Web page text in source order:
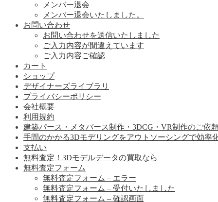
メンバー退会
メンバー退会いたしました。
お問い合わせ
お問い合わせを送信いたしました
ご入力内容が間違えています
ご入力内容ご確認
カート
ショップ
デザイナーズライブラリ
プライバシーポリシー
会社概要
利用規約
建築パース・メタバース制作・3DCG・VR制作のご依
手間のかかる3Dモデリングをアウトソーシングで効率
支払い
無料査定！3Dモデルデータの買取なら
無料査定フォーム
無料査定フォーム – エラー
無料査定フォーム – 受付いたしました
無料査定フォーム – 確認画面